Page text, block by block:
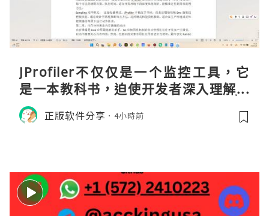
JProfiler不仅仅是一个监控工具，它
是一本教科书，迫使开发者深入理解JV
M的内存模型、垃圾回收机制和并发原
理。通过直观的可视化数据，它将抽象
正版软件分享 4小時前